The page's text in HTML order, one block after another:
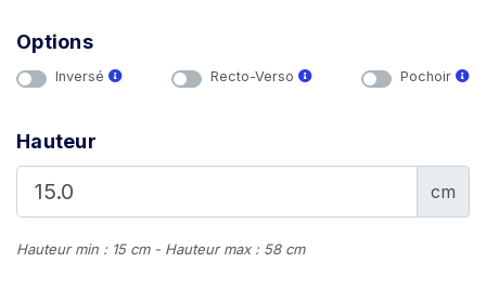
Options
Inversé Recto-Verso Pochoir
Hauteur
cm
Hauteur min : 15 cm - Hauteur max : 58 cm